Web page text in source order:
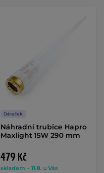
Dáreček
Náhradní trubice Hapro
Maxlight 15W 290 mm
479 Kč
skladem – 11.8. u Vás